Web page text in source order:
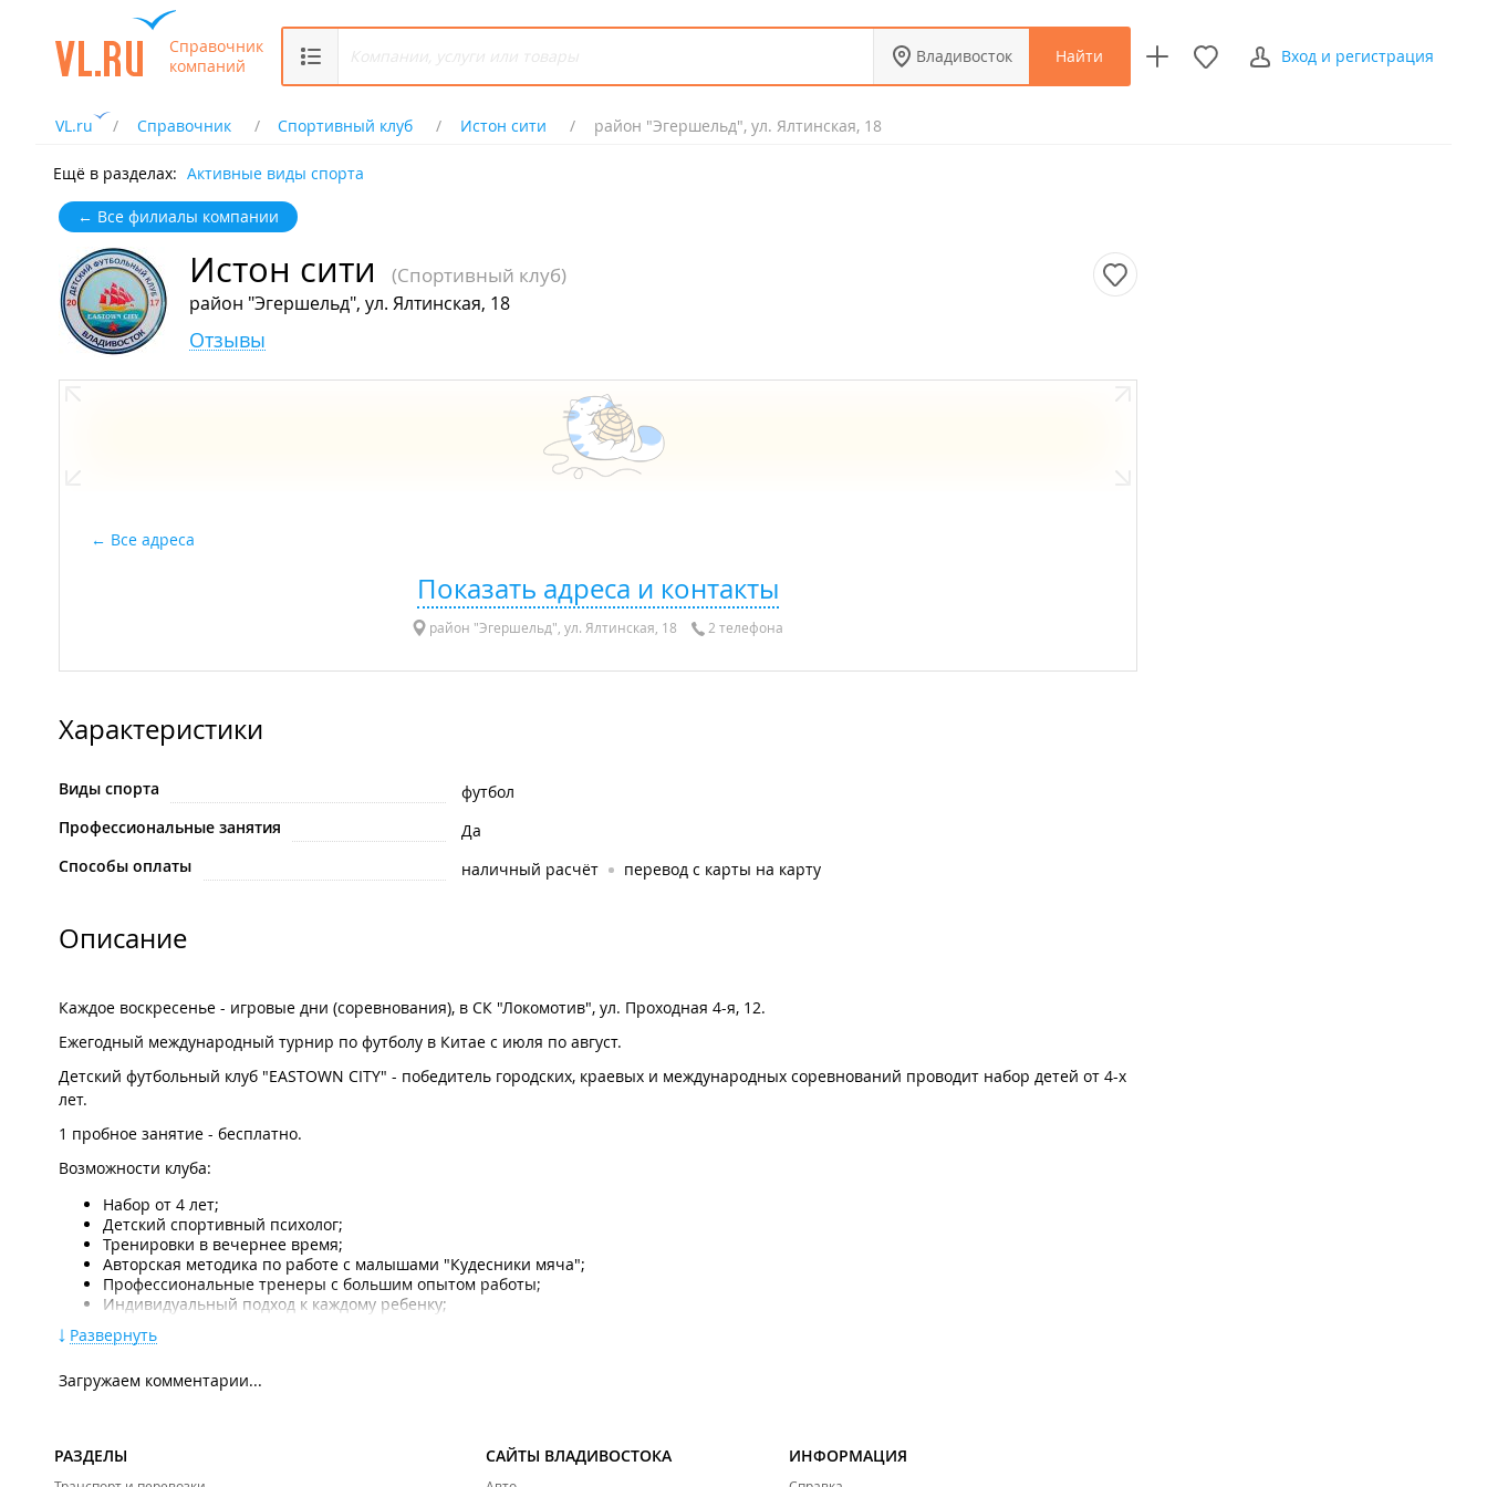
Справочник
компаний
Владивосток Найти Вход и регистрация
VL.ru Справочник Спортивный клуб Истон сити район "Эгершельд", ул. Ялтинская, 18
Ещё в разделах: Активные виды спорта
← Все филиалы компании
Истон сити (Спортивный клуб)
район "Эгершельд", ул. Ялтинская, 18
Отзывы
Все адреса
Показать адреса и контакты
район "Эгершельд", ул. Ялтинская, 18 2 телефона
Характеристики
Виды спорта
футбол
Профессиональные занятия
Да
Способы оплаты
наличный расчёт перевод с карты на карту
Описание
Каждое воскресенье - игровые дни (соревнования), в СК "Локомотив", ул. Проходная 4-я, 12.
Ежегодный международный турнир по футболу в Китае с июля по август.
Детский футбольный клуб "EASTOWN CITY" - победитель городских, краевых и международных соревнований проводит набор детей от 4-х
лет.
1 пробное занятие - бесплатно.
Возможности клуба:
Набор от 4 лет;
Детский спортивный психолог;
Тренировки в вечернее время;
Авторская методика по работе с малышами "Кудесники мяча";
Профессиональные тренеры с большим опытом работы;
Индивидуальный подход к каждому ребенку;
Летний лагерь;
Дополнительно:
Развернуть
Загружаем комментарии...
РАЗДЕЛЫ САЙТЫ ВЛАДИВОСТОКА ИНФОРМАЦИЯ